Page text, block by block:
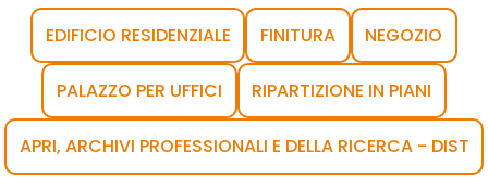
EDIFICIO RESIDENZIALE FINITURA NEGOZIO
PALAZZO PER UFFICI RIPARTIZIONE IN PIANI
APRI, ARCHIVI PROFESSIONALI E DELLA RICERCA - DIST